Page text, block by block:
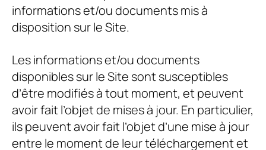
informations et/ou documents mis à
disposition sur le Site.
Les informations et/ou documents
disponibles sur le Site sont susceptibles
d’être modifiés à tout moment, et peuvent
avoir fait l’objet de mises à jour. En particulier,
ils peuvent avoir fait l’objet d’une mise à jour
entre le moment de leur téléchargement et